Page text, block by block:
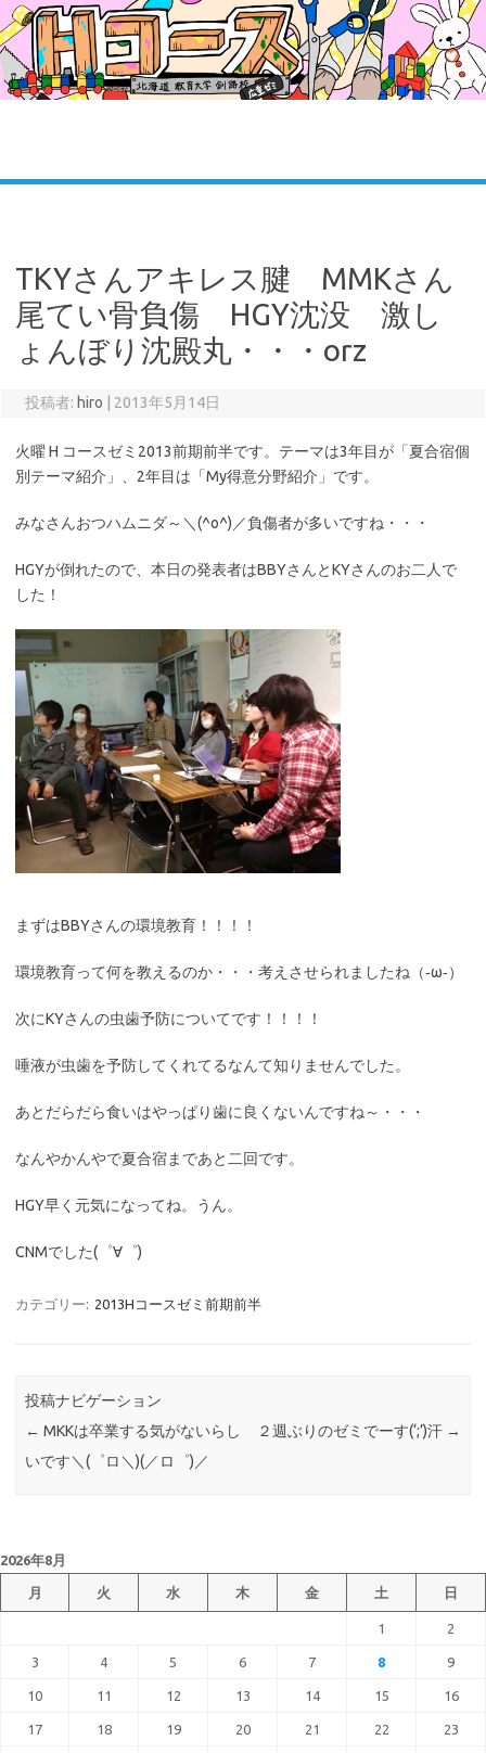
ン
テ
ン
ツ
へ
ス
TKYさんアキレス腱 MMKさん
尾てい骨負傷 HGY沈没 激し
ょんぼり沈殿丸・・・orz
投稿者: hiro 2013年5月14日
火曜 H コースゼミ2013前期前半です。テーマは3年目が「夏合宿個
別テーマ紹介」、2年目は「My得意分野紹介」です。
みなさんおつハムニダ～＼(^o^)／負傷者が多いですね・・・
HGYが倒れたので、本日の発表者はBBYさんとKYさんのお二人で
した！
まずはBBYさんの環境教育！！！！
環境教育って何を教えるのか・・・考えさせられましたね（‐ω‐）
次にKYさんの虫歯予防についてです！！！！
唾液が虫歯を予防してくれてるなんて知りませんでした。
あとだらだら食いはやっぱり歯に良くないんですね～・・・
なんやかんやで夏合宿まであと二回です。
HGY早く元気になってね。うん。
CNMでした(゜∀゜)
カテゴリー: 2013Hコースゼミ前期前半
投稿ナビゲーション
← MKKは卒業する気がないらし
いです＼(゜ロ＼)(／ロ゜)／
２週ぶりのゼミでーす(‘;’)汗 →
2026年8月
月 火 水 木 金 土 日
1 2
3 4 5 6 7 8 9
10 11 12 13 14 15 16
17 18 19 20 21 22 23